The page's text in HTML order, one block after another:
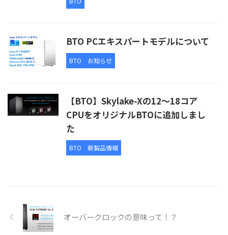
BTO PCエキスパートモデルについて
BTO お知らせ
【BTO】Skylake-Xの12～18コア
CPUをオリジナルBTOに追加しまし
た
BTO 新製品情報
オーバークロックの意味って！？